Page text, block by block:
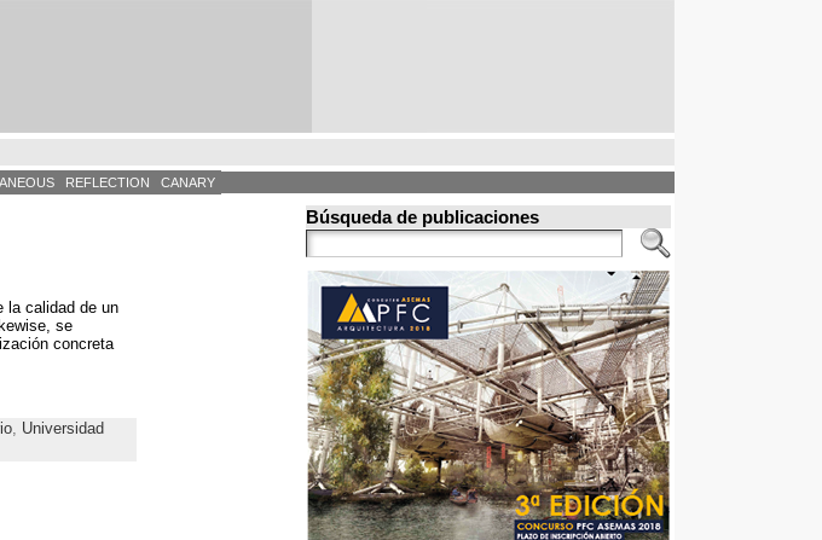
REFLECTION CANARY
la calidad de un
se
concreta
Universidad
Búsqueda de publicaciones